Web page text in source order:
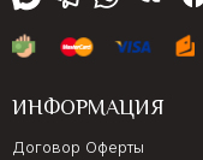
ИНФОРМАЦИЯ
Договор Оферты